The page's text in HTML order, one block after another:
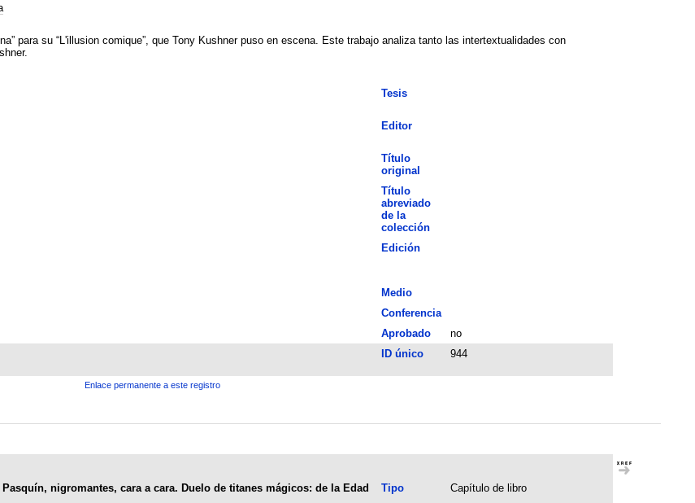
para su “L'illusion comique”, que Tony Kushner puso en escena. Este trabajo analiza tanto las intertextualidades con
Tesis
Editor
Título
original
Título
abreviado
de la
colección
Edición
Medio
Conferencia
Aprobado
no
ID único 944
Enlace permanente a este registro
nigromantes, cara a cara. Duelo de titanes mágicos: de la Edad
Tipo Capítulo de libro